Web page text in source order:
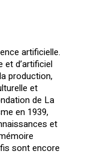
artificielle.
et d’artificiel
production,
et
de La
en 1939,
et
sont encore